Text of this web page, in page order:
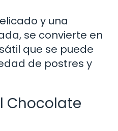
y una
se convierte en
que se puede
de postres y
Chocolate